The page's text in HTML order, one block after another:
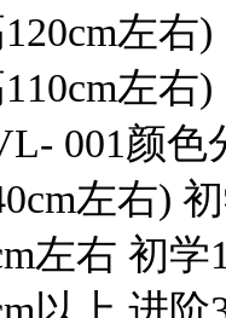
左右)
左右)
001颜色
左右)
左右 初